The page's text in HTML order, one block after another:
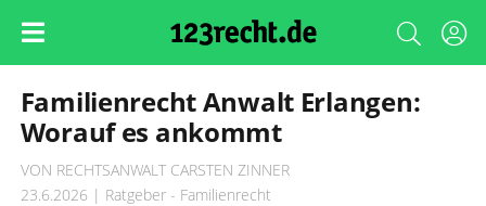
Familienrecht Anwalt Erlangen:
Worauf es ankommt
VON RECHTSANWALT CARSTEN ZINNER
23.6.2026 | Ratgeber - Familienrecht